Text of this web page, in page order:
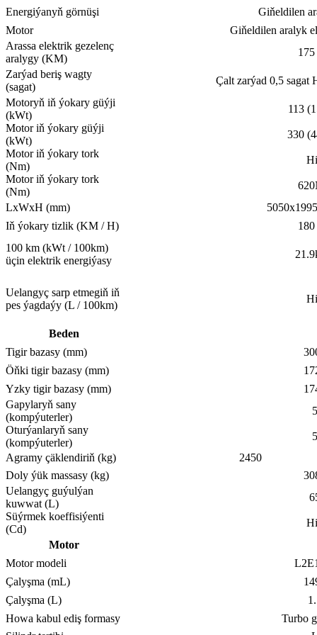
Energiýanyň görnüşi
Giňeldilen
Motor
Giňeldilen aralyk
Arassa elektrik gezelenç
aralygy (KM)
Zarýad beriş wagty
(sagat)
Çalt zarýad 0,5 sagat
Motoryň iň ýokary güýji
(kWt)
113
Motor iň ýokary güýji
(kWt)
330
Motor iň ýokary tork
(Nm)
Motor iň ýokary tork
(Nm)
LxWxH (mm)
Iň ýokary tizlik (KM / H)
100 km (kWt / 100km)
üçin elektrik energiýasy
Uelangyç sarp etmegiň iň
pes ýagdaýy (L / 100km)
Beden
Tigir bazasy (mm)
Öňki tigir bazasy (mm)
Yzky tigir bazasy (mm)
Gapylaryň sany
(kompýuterler)
5
Oturýanlaryň sany
(kompýuterler)
5
Agramy çäklendiriň (kg)
2450
Doly ýük massasy (kg)
Uelangyç guýulýan
kuwwat (L)
Süýrmek koeffisiýenti
(Cd)
Motor
Motor modeli
Çalyşma (mL)
Çalyşma (L)
Howa kabul ediş formasy
Turbo